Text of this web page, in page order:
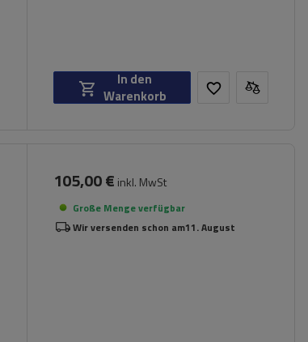
In den
Warenkorb
105,00 € inkl. MwSt
Große Menge verfügbar
Wir versenden schon am11. August